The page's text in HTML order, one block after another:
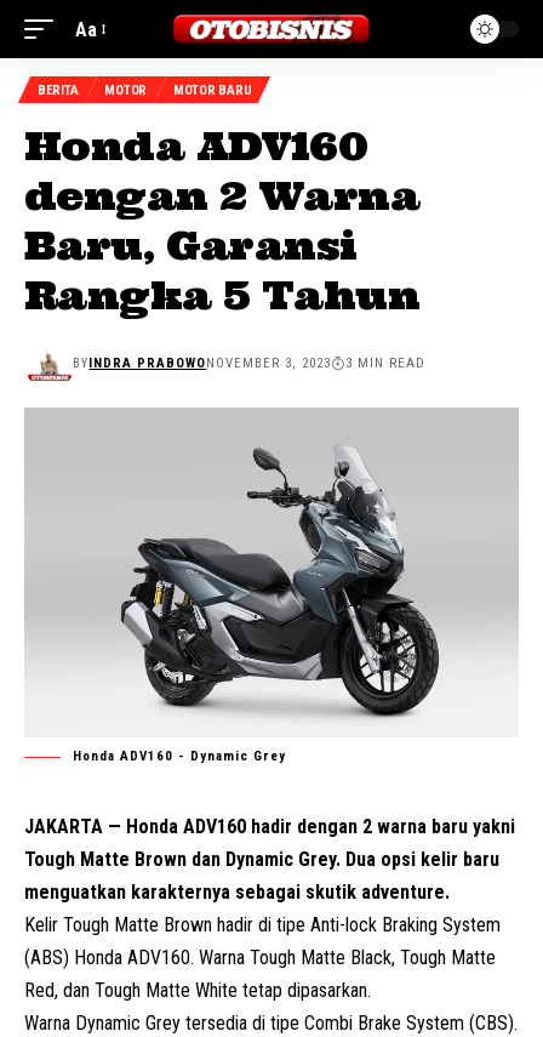
Aa
BERITA MOTOR MOTOR BARU
Honda ADV160
dengan 2 Warna
Baru, Garansi
Rangka 5 Tahun
BYINDRA PRABOWONOVEMBER 3, 2023 3 MIN READ
Honda ADV160 - Dynamic Grey
JAKARTA — Honda ADV160 hadir dengan 2 warna baru yakni
Tough Matte Brown dan Dynamic Grey. Dua opsi kelir baru
menguatkan karakternya sebagai skutik adventure.
Kelir Tough Matte Brown hadir di tipe Anti-lock Braking System
(ABS) Honda ADV160. Warna Tough Matte Black, Tough Matte
Red, dan Tough Matte White tetap dipasarkan.
Warna Dynamic Grey tersedia di tipe Combi Brake System (CBS).